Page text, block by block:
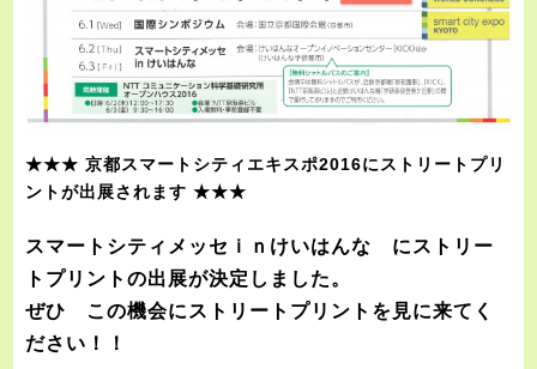
★★★ 京都スマートシティエキスポ2016にストリートプリ
ントが出展されます ★★★
スマートシティメッセｉｎけいはんな にストリー
トプリントの出展が決定しました。
ぜひ この機会にストリートプリントを見に来てく
ださい！！